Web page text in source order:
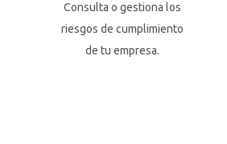
Consulta o gestiona los
riesgos de cumplimiento
de tu empresa.